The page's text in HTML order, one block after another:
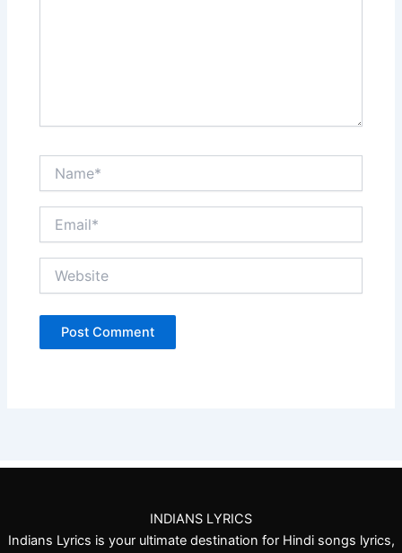
INDIANS LYRICS
Indians Lyrics is your ultimate destination for Hindi songs lyrics,